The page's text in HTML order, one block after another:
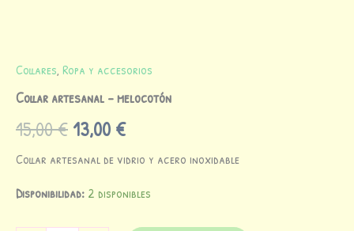
Collares, Ropa y accesorios
Collar artesanal – melocotón
15,00€ 13,00 €
Collar artesanal de vidrio y acero inoxidable
Disponibilidad: 2 disponibles